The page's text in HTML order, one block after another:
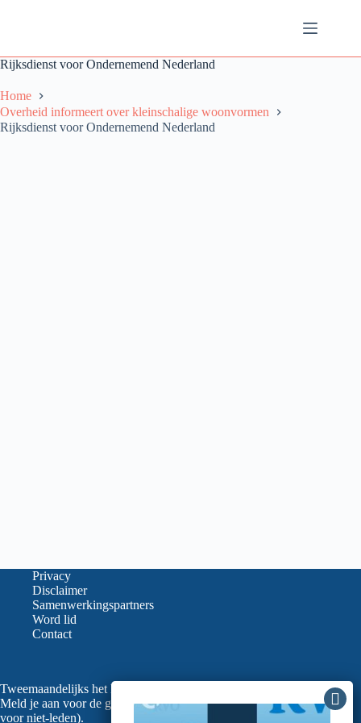
Rijksdienst voor Ondernemend Nederland
Home
Overheid informeert over kleinschalige woonvormen
Rijksdienst voor Ondernemend Nederland
Privacy
Disclaimer
Samenwerkingspartners
Word lid
Contact
Tweemaandelijks het laatste nieuws in je mailbox?
Meld je aan voor de gratis nieuwsbrief van de LVGO (ook
voor niet-leden).